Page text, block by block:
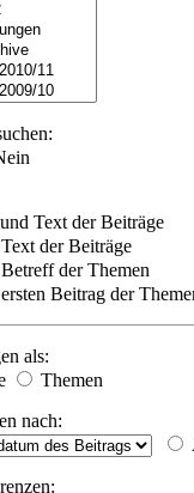
Text der Beiträge
der Beiträge
der Themen
Beitrag der
als:
Themen
nach: